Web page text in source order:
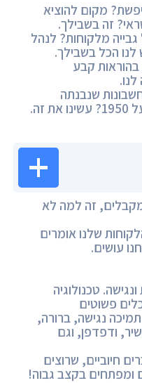
מקום להוציא
זה בשבילך.
גבייה מלקוחות? לנהל
הכל בשבילך.
קבע
שנבנתה
במחשבה על שנת 2050 ולא על 1950? עשינו את זה.
מקבלים, זה למה לא
שלנו אומרים
עושים.
טכנולוגיה
פשוטים
נגישה, ברורה,
ודפדפן, וגם
חיוביים, שרוצים
ומפתחים בקצב גבוה!